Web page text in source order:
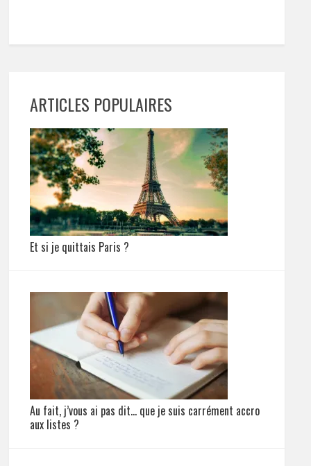
ARTICLES POPULAIRES
Et si je quittais Paris ?
Au fait, j’vous ai pas dit… que je suis carrément accro
aux listes ?